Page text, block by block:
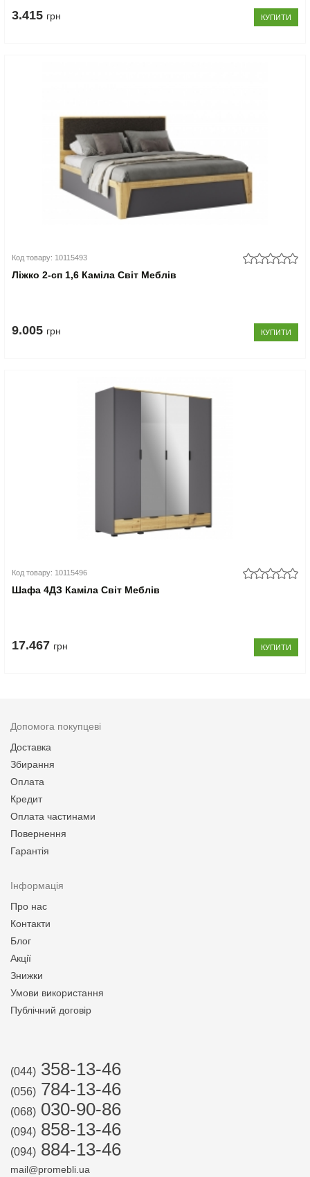
3.415 грн КУПИТИ
Код товару: 10115493
Ліжко 2-сп 1,6 Каміла Світ Меблів
9.005 грн КУПИТИ
Код товару: 10115496
Шафа 4ДЗ Каміла Світ Меблів
17.467 грн КУПИТИ
Допомога покупцеві
Доставка
Збирання
Оплата
Кредит
Оплата частинами
Повернення
Гарантія
Інформація
Про нас
Контакти
Блог
Акції
Знижки
Умови використання
Публічний договір
(044) 358-13-46
(056) 784-13-46
(068) 030-90-86
(094) 858-13-46
(094) 884-13-46
mail@promebli.ua